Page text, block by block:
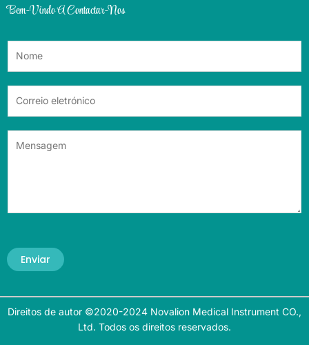
Bem-Vindo A Contactar-Nos
Enviar
Direitos de autor ©2020-2024 Novalion Medical Instrument CO.,
Ltd. Todos os direitos reservados.